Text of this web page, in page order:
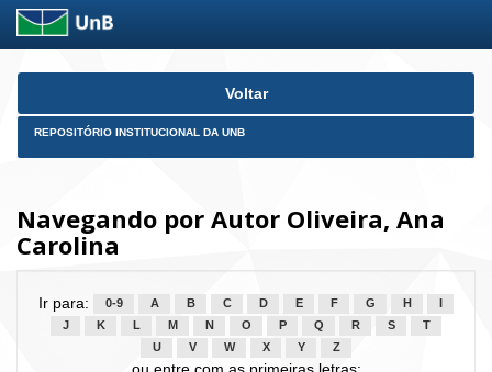
Skip
Voltar
REPOSITÓRIO INSTITUCIONAL DA UNB
Navegando por Autor Oliveira, Ana
Carolina
Ir para: 0-9 A B C D E F G H
J
K L M N O P Q R S
T
U
V W X Y Z
ou entre com as primeiras letras: